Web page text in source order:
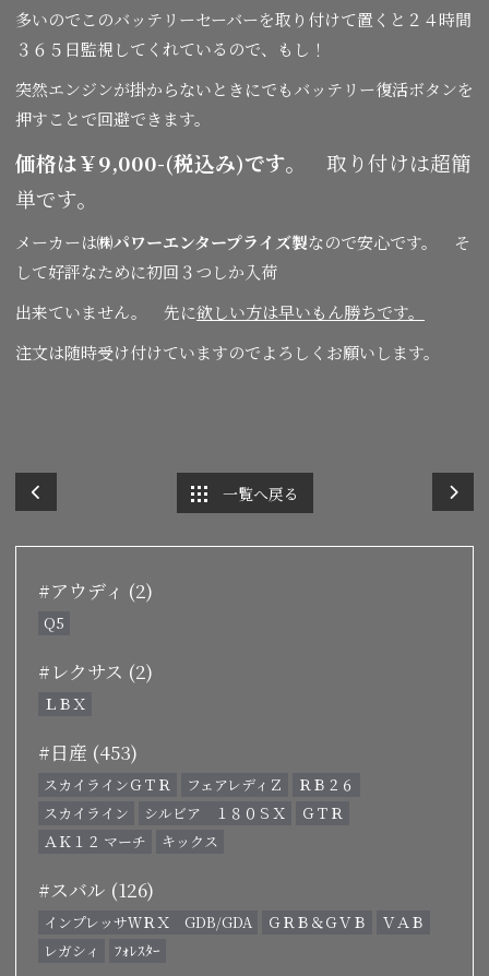
多いのでこのバッテリーセーバーを取り付けて置くと２４時間
３６５日監視してくれているので、もし！
突然エンジンが掛からないときにでもバッテリー復活ボタンを
押すことで回避できます。
価格は￥9,000-(税込み)です。
取り付けは超簡
単です。
メーカーは㈱パワーエンタープライズ製なので安心です。 そ
して好評なために初回３つしか入荷
出来ていません。 先に欲しい方は早いもん勝ちです。
注文は随時受け付けていますのでよろしくお願いします。
一覧へ戻る
#アウディ (2)
Q5
#レクサス (2)
ＬＢＸ
#日産 (453)
スカイラインＧＴＲ フェアレディＺ
ＲＢ２６
スカイライン
シルビア １８０ＳＸ
ＧＴＲ
ＡＫ１２ マーチ
キックス
#スバル (126)
インプレッサＷＲＸ GDB/GDA ＧＲＢ＆ＧＶＢ
ＶＡＢ
レガシィ
ﾌｫﾚｽﾀｰ